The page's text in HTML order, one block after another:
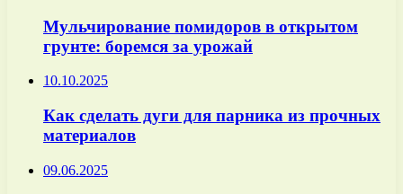
Мульчирование помидоров в открытом
грунте: боремся за урожай
10.10.2025
Как сделать дуги для парника из прочных
материалов
09.06.2025